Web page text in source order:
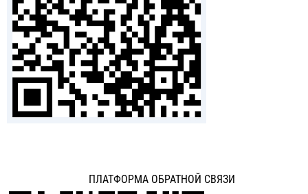
ПЛАТФОРМА ОБРАТНОЙ СВЯЗИ